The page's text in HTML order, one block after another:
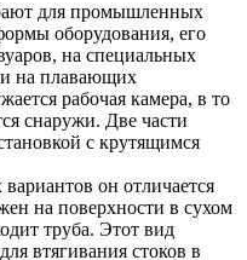
для промышленных
оборудования, его
на специальных
на плавающих
рабочая камера, в то
снаружи. Две части
с крутящимся
он отличается
на поверхности в сухом
труба. Этот вид
втягивания стоков в